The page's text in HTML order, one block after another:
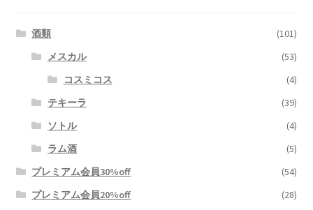
酒類
(101)
メスカル
(53)
コスミコス
(4)
テキーラ
(39)
ソトル
(4)
ラム酒
(5)
プレミアム会員30%off
(54)
プレミアム会員20%off
(28)